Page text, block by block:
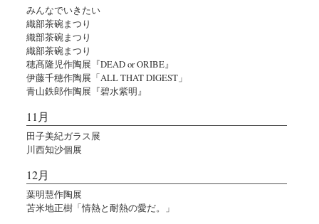
みんなでいきたい
織部茶碗まつり
織部茶碗まつり
織部茶碗まつり
穂髙隆児作陶展『DEAD or ORIBE』
伊藤千穂作陶展「ALL THAT DIGEST」
青山鉄郎作陶展『碧水紫明』
11月
田子美紀ガラス展
川西知沙個展
12月
葉明慧作陶展
苫米地正樹「情熱と耐熱の愛だ。」